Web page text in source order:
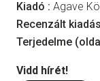
Kiadó : Agave
Recenzált
Terjedelme
Vidd hírét!